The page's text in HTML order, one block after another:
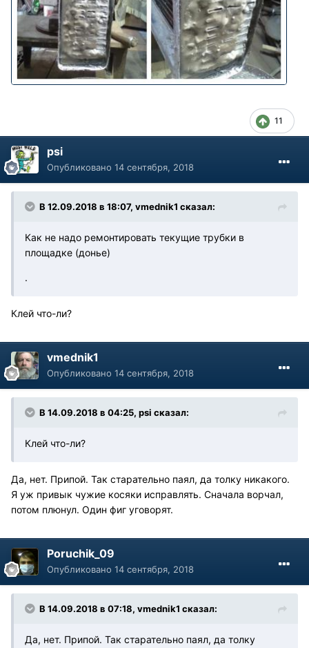
11
psi
Опубликовано 14 сентября, 2018
В 12.09.2018 в 18:07, vmednik1 сказал:
Как не надо ремонтировать текущие трубки в
площадке (донье)
.
Клей что-ли?
vmednik1
Опубликовано 14 сентября, 2018
В 14.09.2018 в 04:25, psi сказал:
Клей что-ли?
Да, нет. Припой. Так старательно паял, да толку никакого.
Я уж привык чужие косяки исправлять. Сначала ворчал,
потом плюнул. Один фиг уговорят.
Poruchik_09
Опубликовано 14 сентября, 2018
В 14.09.2018 в 07:18, vmednik1 сказал:
Да, нет. Припой. Так старательно паял, да толку